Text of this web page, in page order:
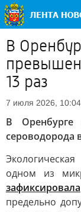
В
13 раз
7 июля 2026, 10:04
В Оренбурге
сероводорода
одном из
зафиксировала
предельно